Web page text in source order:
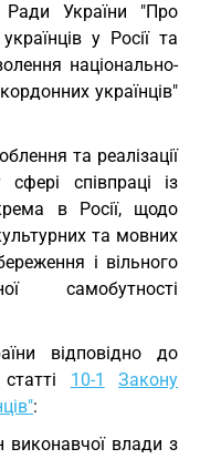
України "Про
у Росії та
національно-
українців"
та реалізації
співпраці із
в Росії, щодо
та мовних
і вільного
самобутності
відповідно до
10-1
Закону
:
виконавчої влади з